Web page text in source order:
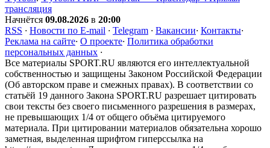
трансляция
Начнётся 09.08.2026 в 20:00
RSS · Новости по E-mail · Telegram · Вакансии· Контакты·
Реклама на сайте· О проекте· Политика обработки
персональных данных ·
Все материалы SPORT.RU являются его интеллектуальной
собственностью и защищены Законом Российской Федерации
(Об авторском праве и смежных правах). В соответствии со
статьёй 19 данного Закона SPORT.RU разрешает цитировать
свои тексты без своего письменного разрешения в размерах,
не превышающих 1/4 от общего объёма цитируемого
материала. При цитировании материалов обязательна хорошо
заметная, выделенная шрифтом гиперссылка на